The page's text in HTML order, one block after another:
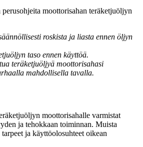
perusohjeita moottorisahan teräketjuöljyn
roskista ja liasta ennen öljyn
taso ennen käyttöä.
teräketjuöljyä moottorisahasi
mahdollisella tavalla.
moottorisahalle varmistat
ja tehokkaan toiminnan. Muista
ja käyttöolosuhteet oikean